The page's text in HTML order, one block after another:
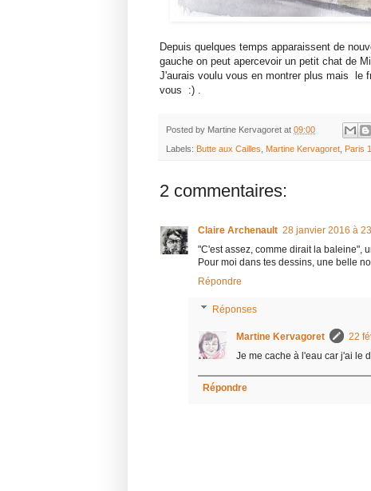
Depuis quelques temps apparaissent de
gauche on peut apercevoir un petit chat de
J'aurais voulu vous en montrer plus mais le
vous :) .
Posted by Martine Kervagoret at 09:00
Labels: Butte aux Cailles Martine Kervagoret Paris
2 commentaires:
Claire Archenault 28 janvier 2016 à
"C'est assez, comme dirait la baleine",
Pour moi dans tes dessins, une belle
Répondre
Réponses
Martine Kervagoret
22
Je me cache à l'eau car j'ai le
Répondre